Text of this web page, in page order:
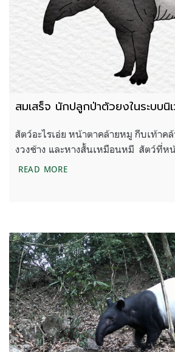
สมเสร็จ นักปลูกป่าตัวยงในระบบนิ
สัตว์อะไรเอ่ย หน้าตาคล้ายหมู กีบเท้าค
งวงช้าง และหางสั้นเหมือนหมี สัตว์ที่ห
READ MOREสมเสร็จ นักปลูกป่าตัวยงในร